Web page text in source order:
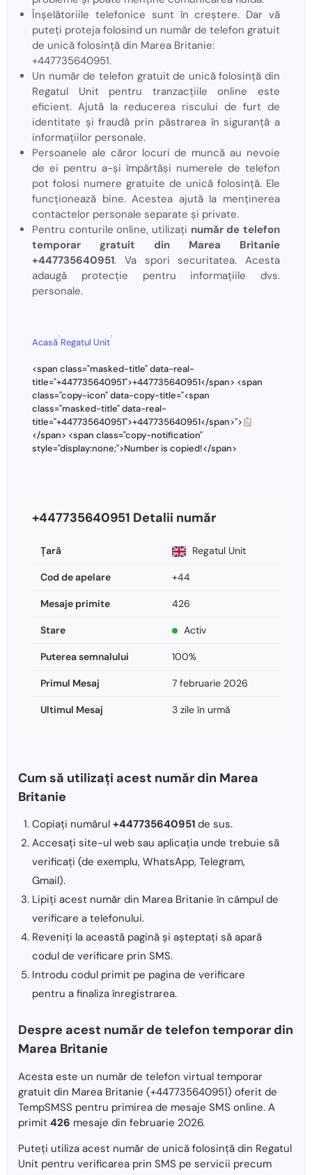
Înșelătoriile telefonice sunt în creștere. Dar vă
puteți proteja folosind un număr de telefon gratuit
de unică folosință din Marea Britanie:
+447735640951.
Un număr de telefon gratuit de unică folosință din
Regatul Unit pentru tranzacțiile online este
eficient. Ajută la reducerea riscului de furt de
identitate și fraudă prin păstrarea în siguranță a
informațiilor personale.
Persoanele ale căror locuri de muncă au nevoie
de ei pentru a-și împărtăși numerele de telefon
pot folosi numere gratuite de unică folosință. Ele
funcționează bine. Acestea ajută la menținerea
contactelor personale separate și private.
Pentru conturile online, utilizați număr de telefon
temporar gratuit din Marea Britanie
+447735640951. Va spori securitatea. Acesta
adaugă protecție pentru informațiile dvs.
personale.
Acasă
›
Regatul Unit
›
<span class="masked-title" data-real-
title="+447735640951">+447735640951</span> <span
class="copy-icon" data-copy-title="<span
class="masked-title" data-real-
title="+447735640951">+447735640951</span>">
</span> <span class="copy-notification"
style="display:none;">Number is copied!</span>
+447735640951 Detalii număr
Ţară Regatul Unit
Cod de apelare +44
Mesaje primite 426
Stare Activ
Puterea semnalului 100%
Primul Mesaj 7 februarie 2026
Ultimul Mesaj 3 zile în urmă
Cum să utilizați acest număr din Marea
Britanie
Copiați numărul +447735640951 de sus.
Accesați site-ul web sau aplicația unde trebuie să
verificați (de exemplu, WhatsApp, Telegram,
Gmail).
Lipiți acest număr din Marea Britanie în câmpul de
verificare a telefonului.
Reveniți la această pagină și așteptați să apară
codul de verificare prin SMS.
Introdu codul primit pe pagina de verificare
pentru a finaliza înregistrarea.
Despre acest număr de telefon temporar din
Marea Britanie
Acesta este un număr de telefon virtual temporar
gratuit din Marea Britanie (+447735640951) oferit de
TempSMSS pentru primirea de mesaje SMS online. A
primit 426 mesaje din februarie 2026.
Puteți utiliza acest număr de unică folosință din Regatul
Unit pentru verificarea prin SMS pe servicii precum